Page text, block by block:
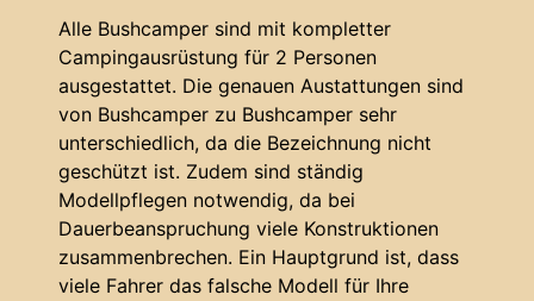
Alle Bushcamper sind mit kompletter
Campingausrüstung für 2 Personen
ausgestattet. Die genauen Austattungen sind
von Bushcamper zu Bushcamper sehr
unterschiedlich, da die Bezeichnung nicht
geschützt ist. Zudem sind ständig
Modellpflegen notwendig, da bei
Dauerbeanspruchung viele Konstruktionen
zusammenbrechen. Ein Hauptgrund ist, dass
viele Fahrer das falsche Modell für Ihre